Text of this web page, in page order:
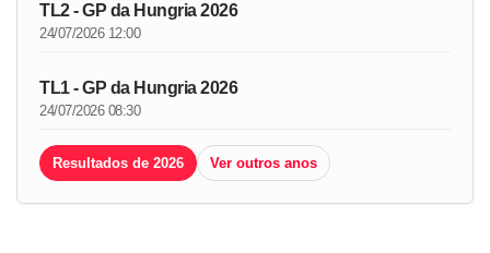
TL2 - GP da Hungria 2026
24/07/2026 12:00
TL1 - GP da Hungria 2026
24/07/2026 08:30
Resultados de 2026 Ver outros anos